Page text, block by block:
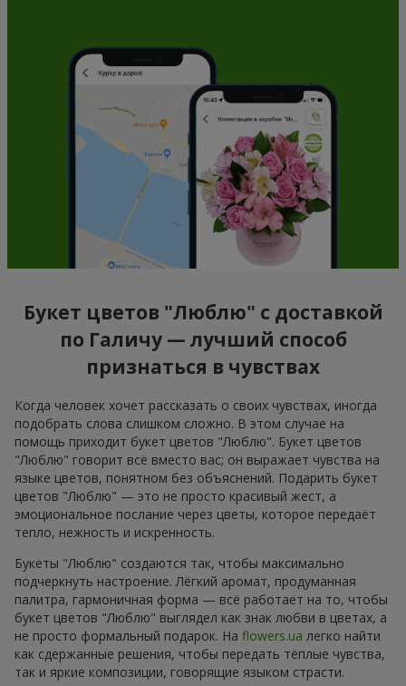
Букет цветов "Люблю" с доставкой
по Галичу — лучший способ
признаться в чувствах
Когда человек хочет рассказать о своих чувствах, иногда
подобрать слова слишком сложно. В этом случае на
помощь приходит букет цветов "Люблю". Букет цветов
"Люблю" говорит всё вместо вас; он выражает чувства на
языке цветов, понятном без объяснений. Подарить букет
цветов "Люблю" — это не просто красивый жест, а
эмоциональное послание через цветы, которое передаёт
тепло, нежность и искренность.
Букеты "Люблю" создаются так, чтобы максимально
подчеркнуть настроение. Лёгкий аромат, продуманная
палитра, гармоничная форма — всё работает на то, чтобы
букет цветов "Люблю" выглядел как знак любви в цветах, а
не просто формальный подарок. На flowers.ua легко найти
как сдержанные решения, чтобы передать тёплые чувства,
так и яркие композиции, говорящие языком страсти.